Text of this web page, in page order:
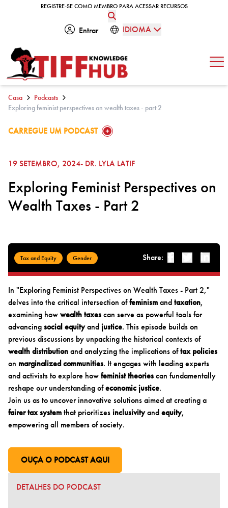
Skip to contentREGISTRE-SE COMO MEMBRO PARA ACESSAR RECURSOS
REGISTRE-SE COMO MEMBRO PARA ACESSAR RECURSOS
Entrar IDIOMA
Casa
Podcasts
Exploring feminist perspectives on wealth taxes - part 2
CARREGUE UM PODCAST
GO TO:
19 SETEMBRO, 2024- DR. LYLA LATIF
Exploring Feminist Perspectives on
Wealth Taxes - Part 2
Tax and Equity Gender Share:
In "Exploring Feminist Perspectives on Wealth Taxes - Part 2,"
delves into the critical intersection offeminismandtaxation,
examining howwealth taxescan serve as powerful tools for
advancingsocial equityandjustice. This episode builds on
previous discussions by unpacking the historical contexts of
wealth distributionand analyzing the implications oftax policies
on marginalized communities. It engages with leading experts
and activists to explore howfeminist theoriescan fundamentally
reshape our understanding ofeconomic justice.
Join us as to uncover innovative solutions aimed at creating a
fairer tax systemthat prioritizesinclusivityandequity,
empowering all members of society.
IR PARA PÁGINA EXTERNA:
OUÇA O PODCAST AQUI
DETALHES DO PODCAST